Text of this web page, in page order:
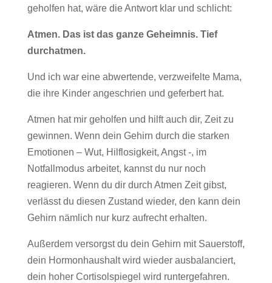
geholfen hat, wäre die Antwort klar und schlicht:
Atmen. Das ist das ganze Geheimnis. Tief
durchatmen.
Und ich war eine abwertende, verzweifelte Mama,
die ihre Kinder angeschrien und geferbert hat.
Atmen hat mir geholfen und hilft auch dir, Zeit zu
gewinnen. Wenn dein Gehirn durch die starken
Emotionen – Wut, Hilflosigkeit, Angst -, im
Notfallmodus arbeitet, kannst du nur noch
reagieren. Wenn du dir durch Atmen Zeit gibst,
verlässt du diesen Zustand wieder, den kann dein
Gehirn nämlich nur kurz aufrecht erhalten.
Außerdem versorgst du dein Gehirn mit Sauerstoff,
dein Hormonhaushalt wird wieder ausbalanciert,
dein hoher Cortisolspiegel wird runtergefahren.